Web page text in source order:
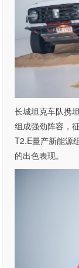
长城坦克车队携
组成强劲阵容，
T2.E量产新能源
的出色表现。